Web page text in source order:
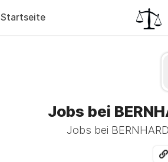
Startseite
Jobs bei
Jobs bei